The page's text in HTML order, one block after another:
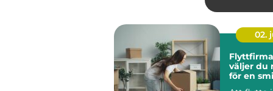
02.
Flyttfirma
väljer du
för en